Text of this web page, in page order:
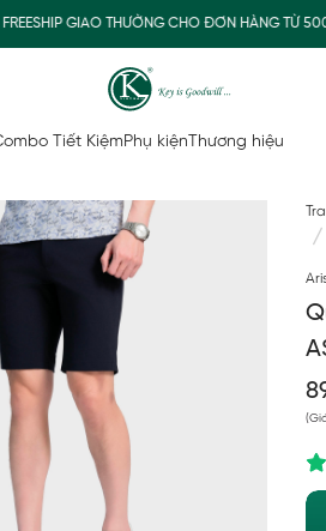
GIAO THƯỜNG CHO ĐƠN HÀNG TỪ
Tiết KiệmPhụ kiện Thương hiệu